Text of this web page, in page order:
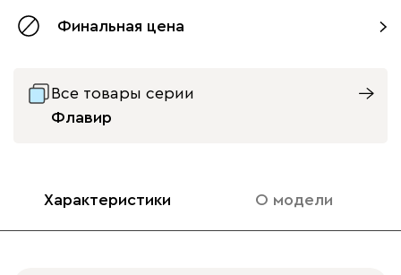
Финальная цена
Все товары серии
Флавир
Характеристики О модели